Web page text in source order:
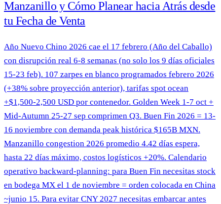
Manzanillo y Cómo Planear hacia Atrás desde
tu Fecha de Venta
Año Nuevo Chino 2026 cae el 17 febrero (Año del Caballo)
con disrupción real 6-8 semanas (no solo los 9 días oficiales
15-23 feb). 107 zarpes en blanco programados febrero 2026
(+38% sobre proyección anterior), tarifas spot ocean
+$1,500-2,500 USD por contenedor. Golden Week 1-7 oct +
Mid-Autumn 25-27 sep comprimen Q3. Buen Fin 2026 = 13-
16 noviembre con demanda peak histórica $165B MXN.
Manzanillo congestion 2026 promedio 4.42 días espera,
hasta 22 días máximo, costos logísticos +20%. Calendario
operativo backward-planning: para Buen Fin necesitas stock
en bodega MX el 1 de noviembre = orden colocada en China
~junio 15. Para evitar CNY 2027 necesitas embarcar antes